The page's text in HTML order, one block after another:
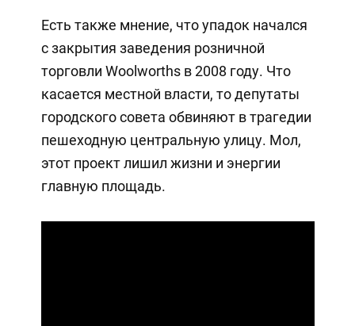
Есть также мнение, что упадок начался
с закрытия заведения розничной
торговли Woolworths в 2008 году. Что
касается местной власти, то депутаты
городского совета обвиняют в трагедии
пешеходную центральную улицу. Мол,
этот проект лишил жизни и энергии
главную площадь.